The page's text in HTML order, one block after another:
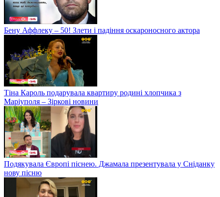
Бену Аффлеку – 50! Злети і падіння оскароносного актора
Тіна Кароль подарувала квартиру родині хлопчика з
Маріуполя – Зіркові новини
Подякувала Європі піснею. Джамала презентувала у Сніданку
нову пісню